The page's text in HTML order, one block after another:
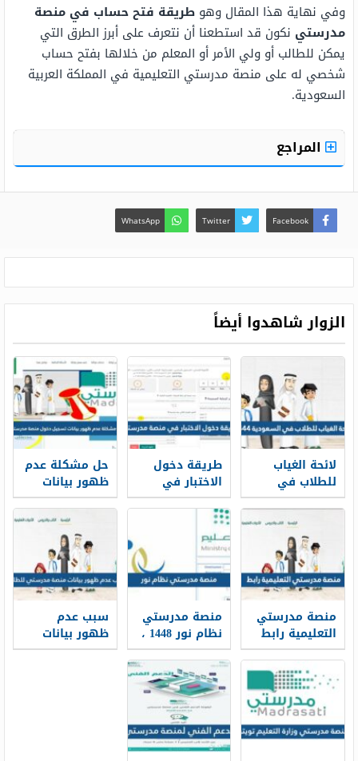
وفي نهاية هذا المقال وهو طريقة فتح حساب في منصة
مدرستي نكون قد استطعنا أن نتعرف على أبرز الطرق التي
يمكن للطالب أو ولي الأمر أو المعلم من خلالها بفتح حساب
شخصي له على منصة مدرستي التعليمية في المملكة العربية
السعودية.
المراجع
Facebook
Twitter
WhatsApp
الزوار شاهدوا أيضاً
لائحة الغياب
للطلاب في
السعودية 1448
طريقة دخول
الاختبار في
منصة مدرستي
1448
حل مشكلة عدم
ظهور بيانات
تسجيل دخول
منصة مدرستي
منصة مدرستي
التعليمية رابط
دخول مباشر
1448
منصة مدرستي
نظام نور 1448 ،
شرح تسجيل
دخول منصة
مدرستي عبر
نظام نور
سبب عدم
ظهور بيانات
منصة مدرستي